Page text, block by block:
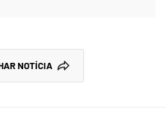
NOTÍCIA